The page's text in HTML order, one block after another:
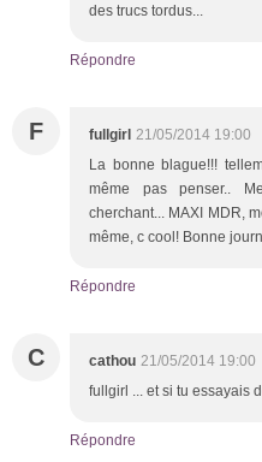
des trucs tordus...
Répondre
F fullgirl 21/05/2014 19:00
La bonne blague!!!
même pas penser..
cherchant... MAXI MDR,
même, c cool! Bonne
Répondre
C cathou 21/05/2014 19:00
fullgirl ... et si tu essayais
Répondre